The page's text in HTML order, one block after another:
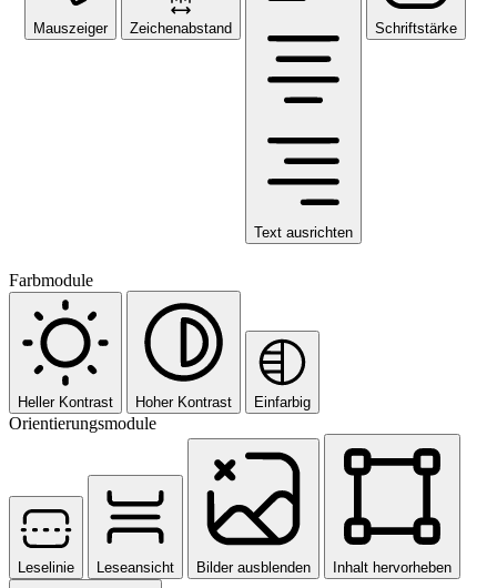
Mauszeiger Zeichenabstand
Text ausrichten
Schriftstärke
Farbmodule
Heller Kontrast Hoher Kontrast Einfarbig
Orientierungsmodule
Leselinie Leseansicht Bilder ausblenden Inhalt hervorheben